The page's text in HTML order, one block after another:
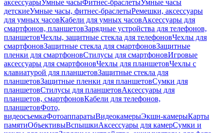
аксессуарыУмные часыФитнес-браслетыУмные часы
детскиеУмные часы, фитнес-браслетыРемешки, аксессуары
для умных часовКабели для умных часовАксессуары для
смартфонов, планшетовЗарядные устройства для телефонов,
планшетовЧехлы, защитные стекла для телефоновЧехлы для
смартфоновЗащитные стекла для смартфоновЗащитные
пленки для смартфоновСтилусы для смартфоновИгровые
аксессуары для смартфоновЧехлы для планшетовЧехлы с
клавиатурой для планшетовЗащитные стекла для
планшетовЗащитные пленки для планшетовСумки для
планшетовСтилусы для планшетовАксессуары для
планшетов, смартфоновКабели для телефонов,
планшетовФото,
видеосъемкаФотоаппаратыВидеокамерыЭкшн-камерыКарты
памятиОбъективыВспышкиАксессуары для камерСумки и